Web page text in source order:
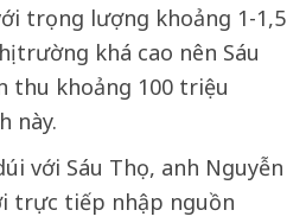
trọng lượng khoảng 1-1,5
trường khá cao nên Sáu
thu khoảng 100 triệu
này.
với Sáu Thọ, anh Nguyễn
trực tiếp nhập nguồn